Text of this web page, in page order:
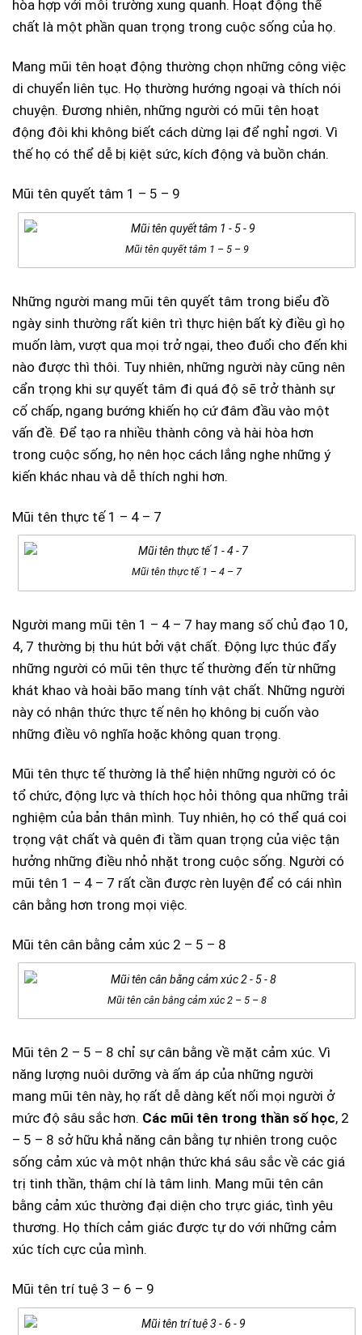
hòa hợp với môi trường xung quanh. Hoạt động thể
chất là một phần quan trọng trong cuộc sống của họ.
Mang mũi tên hoạt động thường chọn những công việc
di chuyển liên tục. Họ thường hướng ngoại và thích nói
chuyện. Đương nhiên, những người có mũi tên hoạt
động đôi khi không biết cách dừng lại để nghỉ ngơi. Vì
thế họ có thể dễ bị kiệt sức, kích động và buồn chán.
Mũi tên quyết tâm 1 – 5 – 9
Mũi tên quyết tâm 1 – 5 – 9
Những người mang mũi tên quyết tâm trong biểu đồ
ngày sinh thường rất kiên trì thực hiện bất kỳ điều gì họ
muốn làm, vượt qua mọi trở ngại, theo đuổi cho đến khi
nào được thì thôi. Tuy nhiên, những người này cũng nên
cẩn trọng khi sự quyết tâm đi quá độ sẽ trở thành sự
cố chấp, ngang bướng khiến họ cứ đâm đầu vào một
vấn đề. Để tạo ra nhiều thành công và hài hòa hơn
trong cuộc sống, họ nên học cách lắng nghe những ý
kiến ​​​​khác nhau và dễ thích nghi hơn.
Mũi tên thực tế 1 – 4 – 7
Mũi tên thực tế 1 – 4 – 7
Người mang mũi tên 1 – 4 – 7 hay mang số chủ đạo 10,
4, 7 thường bị thu hút bởi vật chất. Động lực thúc đẩy
những người có mũi tên thực tế thường đến từ những
khát khao và hoài bão mang tính vật chất. Những người
này có nhận thức thực tế nên họ không bị cuốn vào
những điều vô nghĩa hoặc không quan trọng.
Mũi tên thực tế thường là thể hiện những người có óc
tổ chức, động lực và thích học hỏi thông qua những trải
nghiệm của bản thân mình. Tuy nhiên, họ có thể quá coi
trọng vật chất và quên đi tầm quan trọng của việc tận
hưởng những điều nhỏ nhặt trong cuộc sống. Người có
mũi tên 1 – 4 – 7 rất cần được rèn luyện để có cái nhìn
cân bằng hơn trong mọi việc.
Mũi tên cân bằng cảm xúc 2 – 5 – 8
Mũi tên cân bằng cảm xúc 2 – 5 – 8
Mũi tên 2 – 5 – 8 chỉ sự cân bằng về mặt cảm xúc. Vì
năng lượng nuôi dưỡng và ấm áp của những người
mang mũi tên này, họ rất dễ dàng kết nối mọi người ở
mức độ sâu sắc hơn. Các mũi tên trong thần số học, 2
– 5 – 8 sở hữu khả năng cân bằng tự nhiên trong cuộc
sống cảm xúc và một nhận thức khá sâu sắc về các giá
trị tinh thần, thậm chí là tâm linh. Mang mũi tên cân
bằng cảm xúc thường đại diện cho trực giác, tình yêu
thương. Họ thích cảm giác được tự do với những cảm
xúc tích cực của mình.
Mũi tên trí tuệ 3 – 6 – 9